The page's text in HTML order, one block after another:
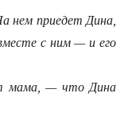
нем приедет Дина,
с ним — и его
мама, — что Дина